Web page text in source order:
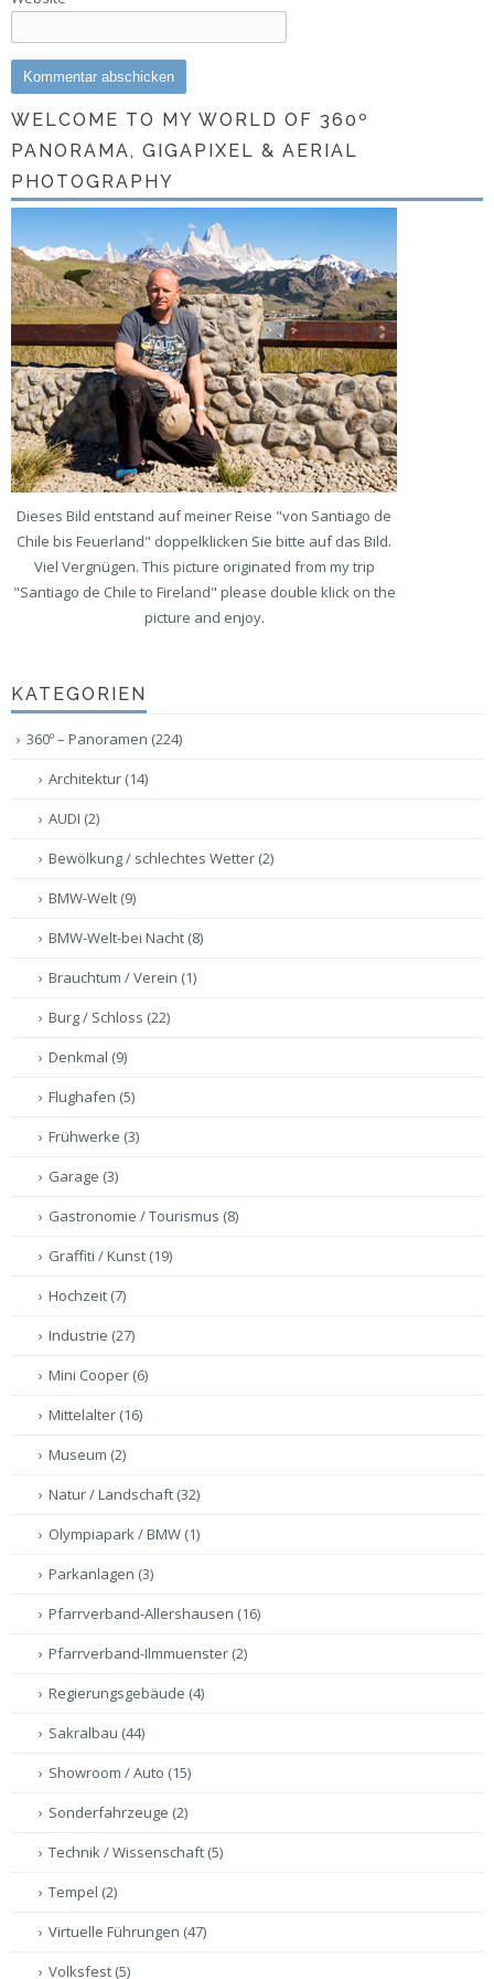
WELCOME TO MY WORLD OF 360º
PANORAMA, GIGAPIXEL & AERIAL
PHOTOGRAPHY
Dieses Bild entstand auf meiner Reise "von Santiago de
Chile bis Feuerland" doppelklicken Sie bitte auf das Bild.
Viel Vergnügen. This picture originated from my trip
"Santiago de Chile to Fireland" please double klick on the
picture and enjoy.
KATEGORIEN
360º – Panoramen (224)
Architektur (14)
AUDI (2)
Bewölkung / schlechtes Wetter (2)
BMW-Welt (9)
BMW-Welt-bei Nacht (8)
Brauchtum / Verein (1)
Burg / Schloss (22)
Denkmal (9)
Flughafen (5)
Frühwerke (3)
Garage (3)
Gastronomie / Tourismus (8)
Graffiti / Kunst (19)
Hochzeit (7)
Industrie (27)
Mini Cooper (6)
Mittelalter (16)
Museum (2)
Natur / Landschaft (32)
Olympiapark / BMW (1)
Parkanlagen (3)
Pfarrverband-Allershausen (16)
Pfarrverband-Ilmmuenster (2)
Regierungsgebäude (4)
Sakralbau (44)
Showroom / Auto (15)
Sonderfahrzeuge (2)
Technik / Wissenschaft (5)
Tempel (2)
Virtuelle Führungen (47)
Volksfest (5)